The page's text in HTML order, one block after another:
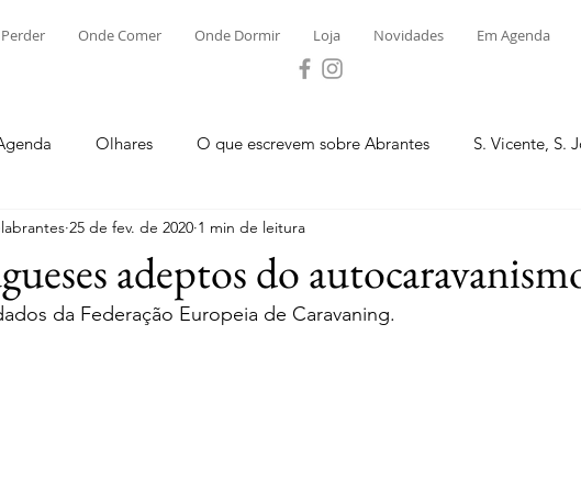
Onde Comer Onde Dormir Loja Novidades Em Agenda
Olhares O que escrevem sobre Abrantes S. Vicente, S.
Alvega e Concavada Bemposta
Rio de Moinhos S. Facundo e Vale das Mós
adeptos do
25 de fev. de 2020 1 min de leitura
da Federação Europeia de Caravaning.